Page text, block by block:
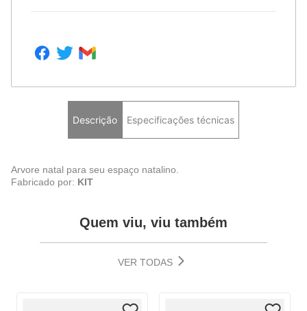
Descrição Especificações técnicas
Arvore natal para seu espaço natalino.
Fabricado por: KIT
Quem viu, viu também
VER TODAS